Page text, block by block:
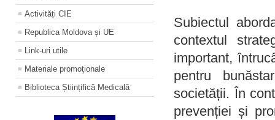
Activități CIE
Republica Moldova și UE
Link-uri utile
Materiale promoţionale
Biblioteca Științifică Medicală
Subiectul
contextul
important,
pentru
societății. În
prevenției și